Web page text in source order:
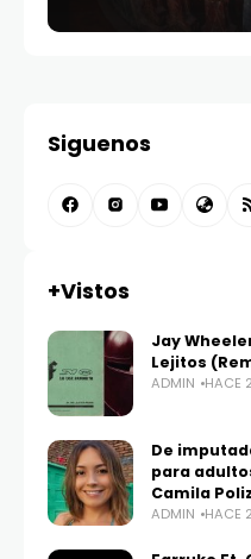
Siguenos
+Vistos
Jay
Lejitos
ADMIN HACE
De
para
Camila
ADMIN HACE